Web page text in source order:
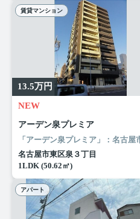
賃貸マンション
13.5万円
NEW
アーデン泉プレミア
名古屋市東区泉３丁目
1LDK (50.62㎡)
アパート